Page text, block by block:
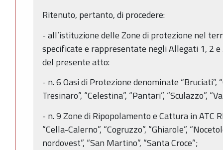
Ritenuto, pertanto, di procedere:
- all’istituzione delle Zone di protezione nel
specificate e rappresentate negli Allegati 1, 2
del presente atto:
- n. 6 Oasi di Protezione denominate “Bruciati”,
Tresinaro”, “Celestina”, “Pantari”, “Sculazzo”,
- n. 9 Zone di Ripopolamento e Cattura in ATC
“Cella-Calerno”, “Cogruzzo”, “Ghiarole”,
nordovest”, “San Martino”, “Santa Croce”;